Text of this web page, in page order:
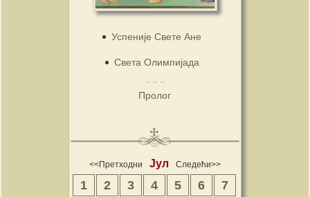
Успеније Свете Ане
Света Олимпијада
Пролог
<<Претходни Јул Следећи>>
1 2 3 4 5 6
7